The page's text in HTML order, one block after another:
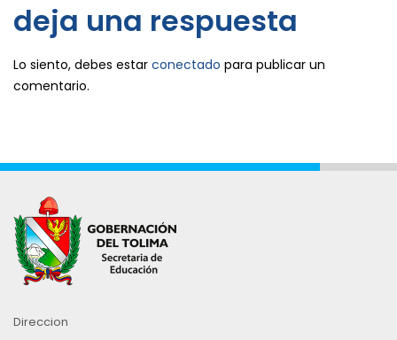
deja una respuesta
Lo siento, debes estar conectado para publicar un
comentario.
Direccion